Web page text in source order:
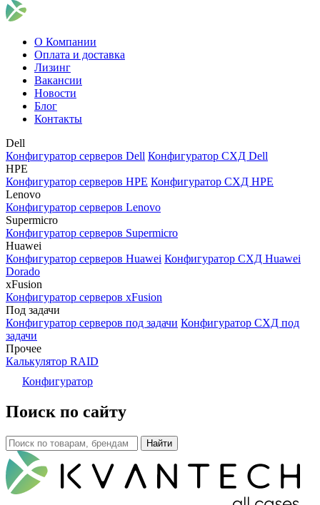
О Компании
Оплата и доставка
Лизинг
Вакансии
Новости
Блог
Контакты
Dell
Конфигуратор серверов Dell Конфигуратор СХД Dell
HPE
Конфигуратор серверов HPE Конфигуратор СХД HPE
Lenovo
Конфигуратор серверов Lenovo
Supermicro
Конфигуратор серверов Supermicro
Huawei
Конфигуратор серверов Huawei Конфигуратор СХД Huawei
Dorado
xFusion
Конфигуратор серверов xFusion
Под задачи
Конфигуратор серверов под задачи Конфигуратор СХД под
задачи
Прочее
Калькулятор RAID
Конфигуратор
Поиск по сайту